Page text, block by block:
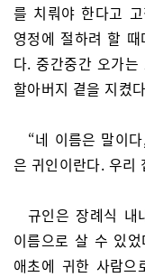
를 치뤄야 한다고
영정에 절하려 할
다. 중간중간 오가
할아버지 곁을 지켰
“네 이름은 말이
은 귀인이란다. 우리
규인은 장례식 내
이름으로 살 수 있
애초에 귀한 사람으